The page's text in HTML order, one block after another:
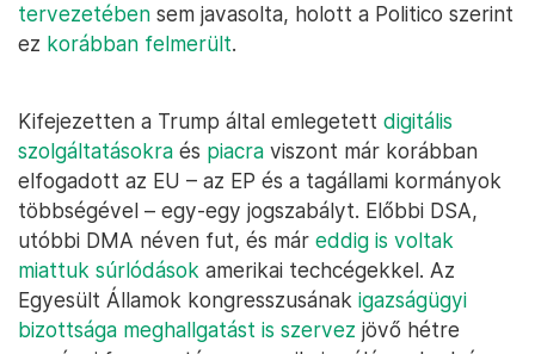
tervezetében sem javasolta, holott a Politico szerint
ez korábban felmerült.
Kifejezetten a Trump által emlegetett digitális
szolgáltatásokra és piacra viszont már korábban
elfogadott az EU – az EP és a tagállami kormányok
többségével – egy-egy jogszabályt. Előbbi DSA,
utóbbi DMA néven fut, és már eddig is voltak
miattuk súrlódások amerikai techcégekkel. Az
Egyesült Államok kongresszusának igazságügyi
bizottsága meghallgatást is szervez jövő hétre